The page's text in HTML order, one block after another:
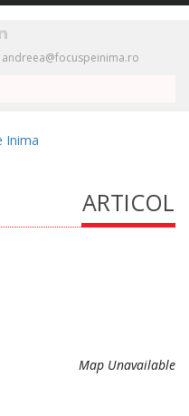
andreea@focuspeinima.ro
ARTICOL
Map Unavailable